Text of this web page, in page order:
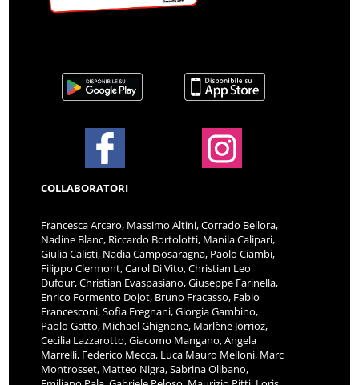
COLLABORATORI
Francesca Arcaro, Massimo Altini, Corrado Bellora,
Nadine Blanc, Riccardo Bortolotti, Manila Calipari,
Giulia Calisti, Nadia Camposaragna, Paolo Ciambi,
Filippo Clermont, Carol Di Vito, Christian Leo
Dufour, Christian Evaspasiano, Giuseppe Farinella,
Enrico Formento Dojot, Bruno Fracasso, Fabio
Francesconi, Sofia Fregnani, Giorgia Gambino,
Paolo Gatto, Michael Ghignone, Marlène Jorrioz,
Cecilia Lazzarotto, Giacomo Mangano, Angela
Marrelli, Federico Mecca, Luca Mauro Melloni, Marc
Montrosset, Matteo Nigra, Sabrina Olibano,